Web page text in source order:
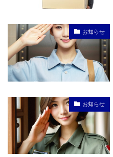
お知らせ
お知らせ